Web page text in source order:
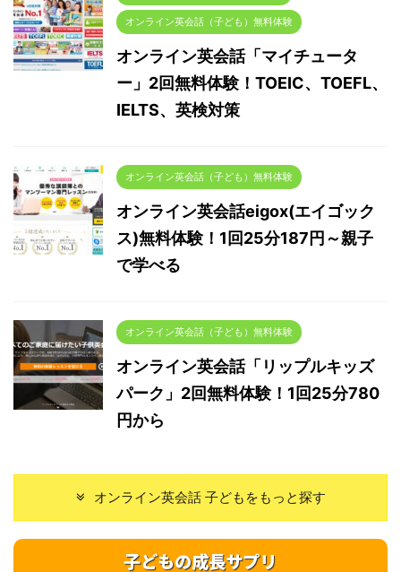
オンライン英会話（子ども）無料体験
オンライン英会話「マイチュータ
ー」2回無料体験！TOEIC、TOEFL、
IELTS、英検対策
オンライン英会話（子ども）無料体験
オンライン英会話eigox(エイゴック
ス)無料体験！1回25分187円～親子
で学べる
オンライン英会話（子ども）無料体験
オンライン英会話「リップルキッズ
パーク」2回無料体験！1回25分780
円から
オンライン英会話 子どもをもっと探す
子どもの成長サプリ